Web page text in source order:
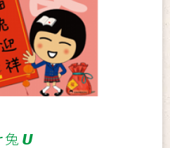
𝙐